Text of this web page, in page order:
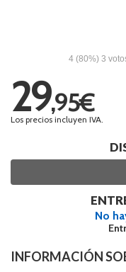
4 (80%) 3
29,95€
Los precios incluyen IVA.
No
INFORMACIÓN